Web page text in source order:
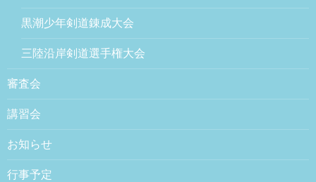
黒潮少年剣道錬成大会
三陸沿岸剣道選手権大会
審査会
講習会
お知らせ
行事予定